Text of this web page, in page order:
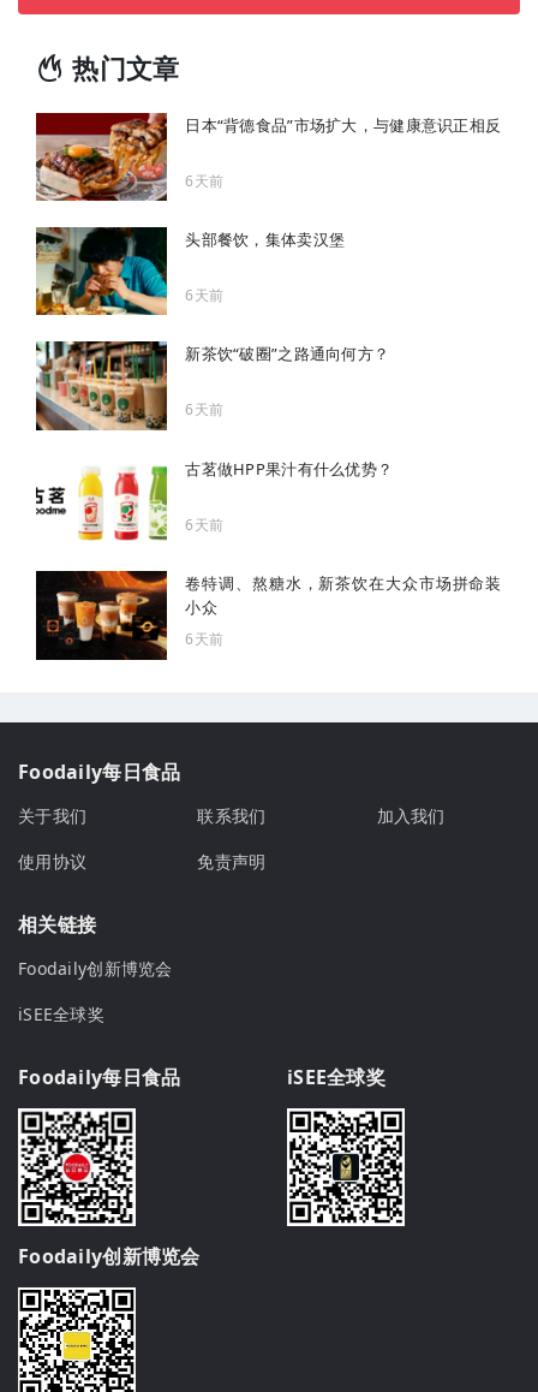
热门文章
日本“背德食品”市场扩大，与健康意识正相反
6天前
头部餐饮，集体卖汉堡
6天前
新茶饮“破圈”之路通向何方？
6天前
古茗做HPP果汁有什么优势？
6天前
卷特调、熬糖水，新茶饮在大众市场拼命装
小众
6天前
Foodaily每日食品
关于我们 联系我们
加入我们
使用协议
免责声明
相关链接
Foodaily创新博览会
iSEE全球奖
Foodaily每日食品 iSEE全球奖
Foodaily创新博览会